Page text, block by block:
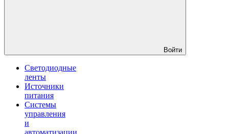
Войти
Светодиодные
ленты
Источники
питания
Системы
управления
и
автоматизации